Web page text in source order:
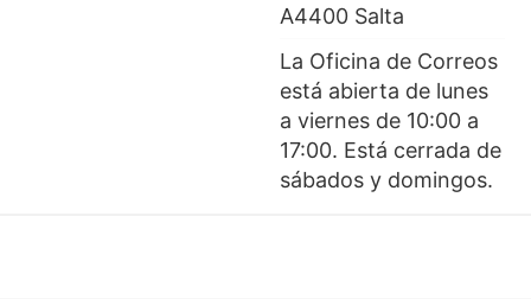
A4400 Salta
La Oficina de Correos
está abierta de lunes
a viernes de 10:00 a
17:00. Está cerrada de
sábados y domingos.